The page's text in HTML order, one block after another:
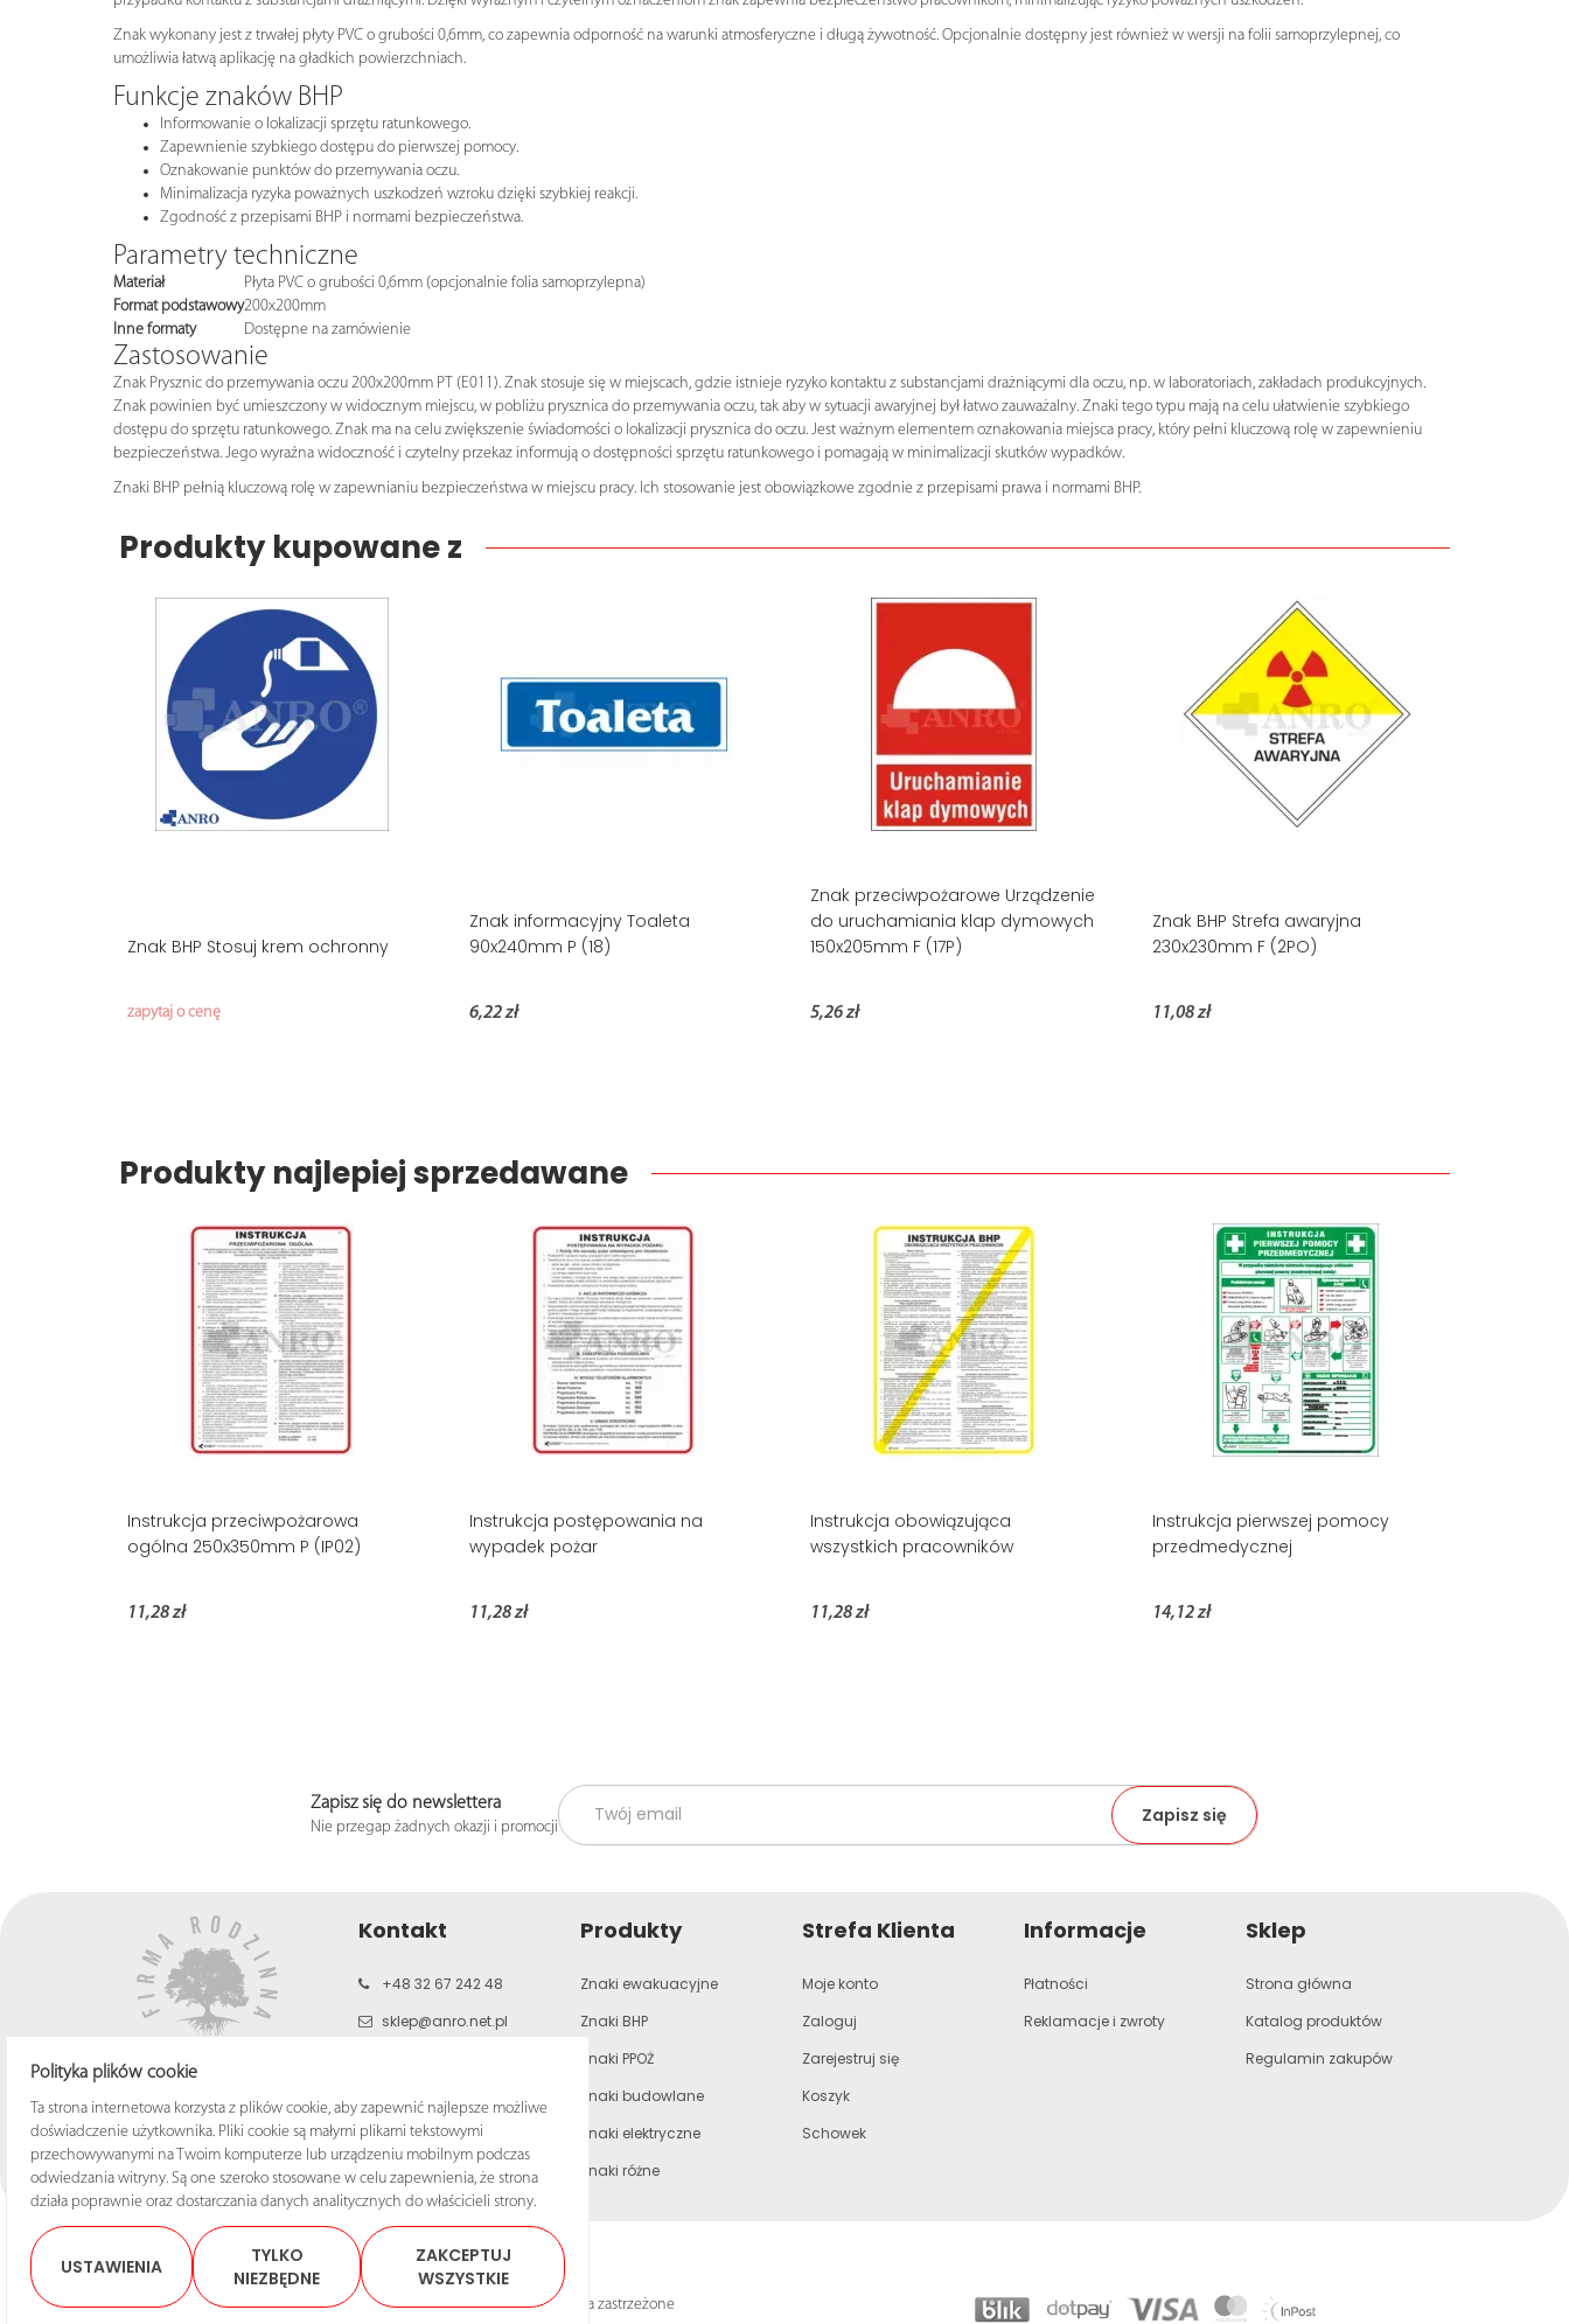
Znak wykonany jest z trwałej płyty PVC o grubości 0,6mm, co zapewnia odporność na warunki atmosferyczne i długą żywotność. Opcjonalnie dostępny jest również w wersji na folii samoprzylepnej, co
umożliwia łatwą aplikację na gładkich powierzchniach.
Funkcje znaków BHP
Informowanie o lokalizacji sprzętu ratunkowego.
Zapewnienie szybkiego dostępu do pierwszej pomocy.
Oznakowanie punktów do przemywania oczu.
Minimalizacja ryzyka poważnych uszkodzeń wzroku dzięki szybkiej reakcji.
Zgodność z przepisami BHP i normami bezpieczeństwa.
Parametry techniczne
Materiał
Płyta PVC o grubości 0,6mm (opcjonalnie folia samoprzylepna)
Format podstawowy200x200mm
Inne formaty
Dostępne na zamówienie
Zastosowanie
Znak Prysznic do przemywania oczu 200x200mm PT (E011). Znak stosuje się w miejscach, gdzie istnieje ryzyko kontaktu z substancjami drażniącymi dla oczu, np. w laboratoriach, zakładach produkcyjnych.
Znak powinien być umieszczony w widocznym miejscu, w pobliżu prysznica do przemywania oczu, tak aby w sytuacji awaryjnej był łatwo zauważalny. Znaki tego typu mają na celu ułatwienie szybkiego
dostępu do sprzętu ratunkowego. Znak ma na celu zwiększenie świadomości o lokalizacji prysznica do oczu. Jest ważnym elementem oznakowania miejsca pracy, który pełni kluczową rolę w zapewnieniu
bezpieczeństwa. Jego wyraźna widoczność i czytelny przekaz informują o dostępności sprzętu ratunkowego i pomagają w minimalizacji skutków wypadków.
Znaki BHP pełnią kluczową rolę w zapewnianiu bezpieczeństwa w miejscu pracy. Ich stosowanie jest obowiązkowe zgodnie z przepisami prawa i normami BHP.
Produkty kupowane z
Znak BHP Stosuj krem ochronny
zapytaj o cenę
Znak informacyjny Toaleta
90x240mm P (18)
6,22 zł
Znak przeciwpożarowe Urządzenie
do uruchamiania klap dymowych
150x205mm F (17P)
5,26 zł
Znak BHP Strefa awaryjna
230x230mm F (2PO)
11,08 zł
Produkty najlepiej sprzedawane
Instrukcja przeciwpożarowa
ogólna 250x350mm P (IP02)
11,28 zł
Instrukcja postępowania na
wypadek pożar
11,28 zł
Instrukcja obowiązująca
wszystkich pracowników
11,28 zł
Instrukcja pierwszej pomocy
przedmedycznej
14,12 zł
Zapisz się do newslettera
Nie przegap żadnych okazji i promocji
Kontakt
+48 32 67 242 48
sklep@anro.net.pl
Produkty
Znaki ewakuacyjne
Znaki BHP
Znaki PPOŻ
Znaki budowlane
Znaki elektryczne
Znaki różne
Strefa Klienta
Moje konto
Zaloguj
Zarejestruj się
Koszyk
Schowek
Informacje
Płatności
Reklamacje i zwroty
Sklep
Strona główna
Katalog produktów
Regulamin zakupów
© 2025 Sklep ANRO Wszelkie prawa zastrzeżone
Polityka plików cookie
Ta strona internetowa korzysta z plików cookie, aby zapewnić najlepsze możliwe
doświadczenie użytkownika. Pliki cookie są małymi plikami tekstowymi
przechowywanymi na Twoim komputerze lub urządzeniu mobilnym podczas
odwiedzania witryny. Są one szeroko stosowane w celu zapewnienia, że strona
działa poprawnie oraz dostarczania danych analitycznych do właścicieli strony.
USTAWIENIA
TYLKO
NIEZBĘDNE
ZAKCEPTUJ
WSZYSTKIE